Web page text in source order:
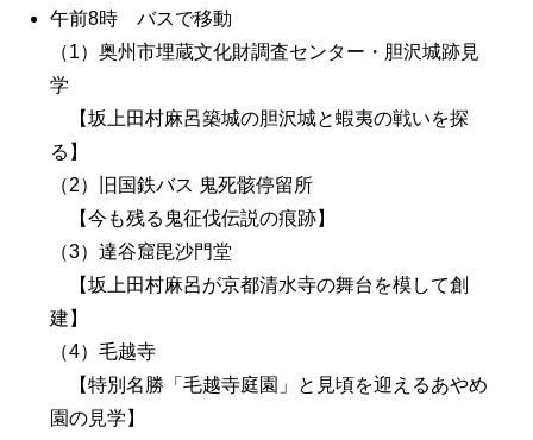
午前8時 バスで移動
（1）奥州市埋蔵文化財調査センター・胆沢城跡見
学
【坂上田村麻呂築城の胆沢城と蝦夷の戦いを探
る】
（2）旧国鉄バス 鬼死骸停留所
【今も残る鬼征伐伝説の痕跡】
（3）達谷窟毘沙門堂
【坂上田村麻呂が京都清水寺の舞台を模して創
建】
（4）毛越寺
【特別名勝「毛越寺庭園」と見頃を迎えるあやめ
園の見学】